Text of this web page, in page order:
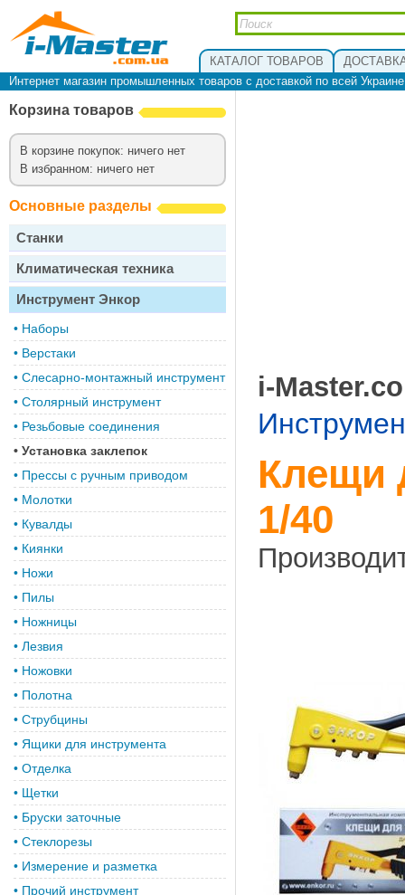
КАТАЛОГ ТОВАРОВ
Интернет магазин промышленных товаров с доставкой по всей
Корзина товаров
В корзине покупок: ничего нет
В избранном: ничего нет
Основные разделы
Станки
Климатическая техника
Инструмент Энкор
• Наборы
• Верстаки
• Слесарно-монтажный инструмент
• Столярный инструмент
• Резьбовые соединения
• Установка заклепок
• Прессы с ручным приводом
• Молотки
• Кувалды
• Киянки
• Ножи
• Пилы
• Ножницы
• Лезвия
• Ножовки
• Полотна
• Струбцины
• Ящики для инструмента
• Отделка
• Щетки
• Бруски заточные
• Стеклорезы
• Измерение и разметка
• Прочий инструмент
i-
Клещи
1/40